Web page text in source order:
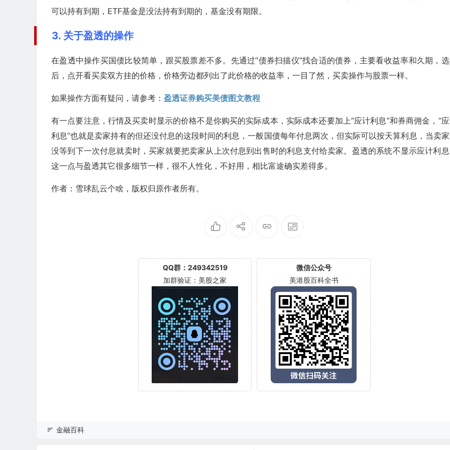
可以持有到期，ETF基金是没法持有到期的，基金没有期限。
3. 关于盈透的操作
在盈透中操作买国债比较简单，跟买股票差不多。先通过“债券扫描仪”找合适的债券，主要看收益率和久期，
后，点开看买卖双方挂的价格，价格旁边都列出了此价格的收益率，一目了然，买卖操作与股票一样。
如果操作方面有疑问，请参考： 盈透证券购买美债图文教程
有一点要注意，行情及买卖时显示的价格不是你购买的实际成本，实际成本还要加上“应计利息”和券商佣金，“
利息”也就是卖家持有的但还没付息的这段时间的利息，一般国债每年付息两次，但实际可以按天算利息，当卖
没等到下一次付息就卖时，买家就要把卖家从上次付息到出售时的利息支付给卖家。盈透的系统不显示应计利息
这一点与盈透其它很多细节一样，很不人性化，不好用，相比富途确实差得多。
作者：雪球乱云个啥，版权归原作者所有。
QQ群：249342519
加群验证：美股之家
微信公众号
美港股百科全书
金融百科